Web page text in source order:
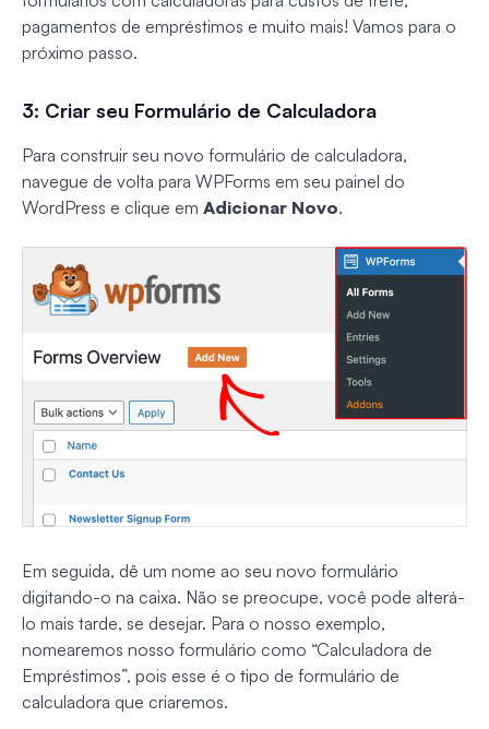
pagamentos de empréstimos e muito mais! Vamos para o
próximo passo.
3: Criar seu Formulário de Calculadora
Para construir seu novo formulário de calculadora,
navegue de volta para WPForms em seu painel do
WordPress e clique em Adicionar Novo.
Em seguida, dê um nome ao seu novo formulário
digitando-o na caixa. Não se preocupe, você pode alterá-
lo mais tarde, se desejar. Para o nosso exemplo,
nomearemos nosso formulário como “Calculadora de
Empréstimos”, pois esse é o tipo de formulário de
calculadora que criaremos.